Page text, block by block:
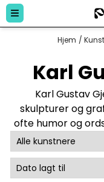
Hopp til innhold
Hjem /
Karl
Karl Gustav
skulpturer og
ofte humor og